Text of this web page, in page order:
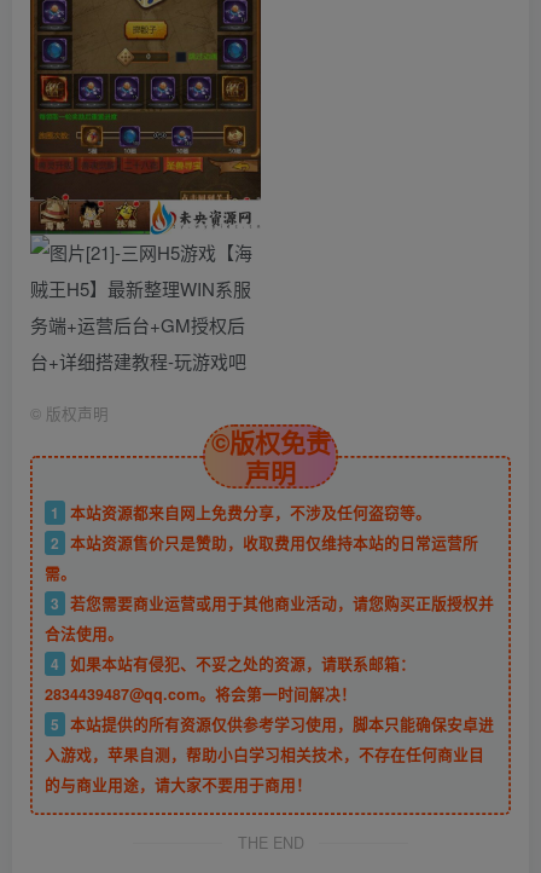
© 版权声明
©版权免责
声明
1
本站资源都来自网上免费分享，不涉及任何盗窃等。
2 本站资源售价只是赞助，收取费用仅维持本站的日常运营所
需。
3 若您需要商业运营或用于其他商业活动，请您购买正版授权并
合法使用。
4 如果本站有侵犯、不妥之处的资源，请联系邮箱：
2834439487@qq.com。将会第一时间解决！
5 本站提供的所有资源仅供参考学习使用，脚本只能确保安卓进
入游戏，苹果自测，帮助小白学习相关技术，不存在任何商业目
的与商业用途，请大家不要用于商用！
THE END